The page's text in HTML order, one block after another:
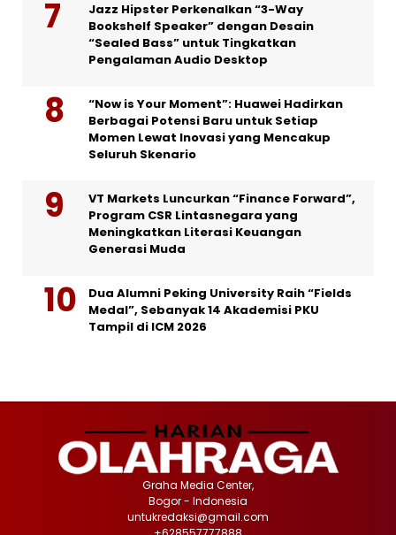
Jazz Hipster Perkenalkan “3-Way
Bookshelf Speaker” dengan Desain
“Sealed Bass” untuk Tingkatkan
Pengalaman Audio Desktop
“Now is Your Moment”: Huawei Hadirkan
Berbagai Potensi Baru untuk Setiap
Momen Lewat Inovasi yang Mencakup
Seluruh Skenario
VT Markets Luncurkan “Finance Forward”,
Program CSR Lintasnegara yang
Meningkatkan Literasi Keuangan
Generasi Muda
Dua Alumni Peking University Raih “Fields
Medal”, Sebanyak 14 Akademisi PKU
Tampil di ICM 2026
Graha Media Center,
Bogor - Indonesia
untukredaksi@gmail.com